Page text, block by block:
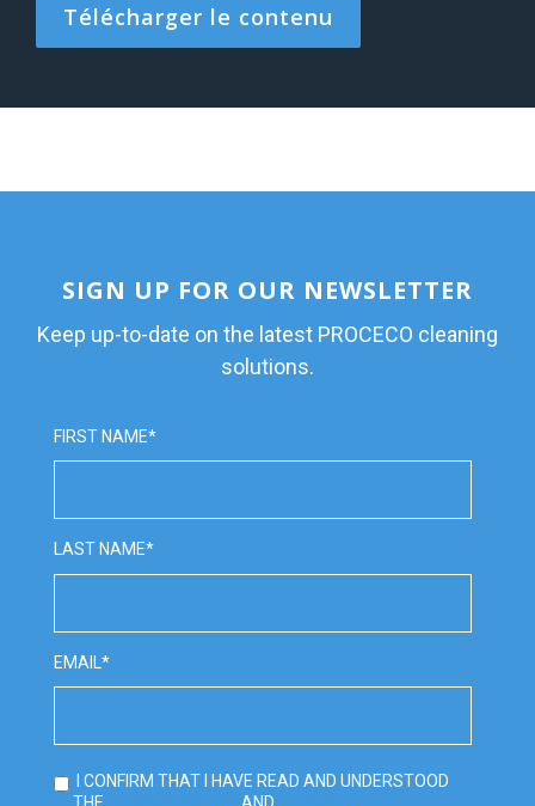
SIGN UP FOR OUR NEWSLETTER
Keep up-to-date on the latest PROCECO cleaning
solutions.
FIRST NAME*
LAST NAME*
EMAIL *
I CONFIRM THAT I HAVE READ AND UNDERSTOOD
THE
AND